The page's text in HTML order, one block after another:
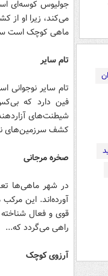
جولیوس کوسه‌ای
می‌کند، زیرا او
ماهی کوچک است
تام سایر
تام سایر
فین دارد که
شیطنت‌های
کشف سرزمین‌های
صخره مرجانی
در شهر ماهی‌ها
آورده‌اند. این
قوی و فعال شناخته
راهی می‌گردد که...
آرزوی کوچک